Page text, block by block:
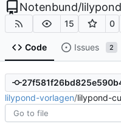
Notenbund/
15 0
Code Issues 2
lilypond-vorlagen/lilypond-